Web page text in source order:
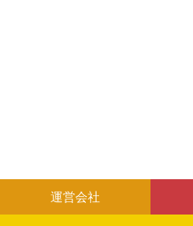
運営会社